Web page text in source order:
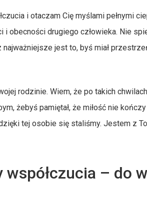
i otaczam Cię myślami pełnymi
i obecności drugiego człowieka. Nie
jest to, byś miał
rodzinie. Wiem, że po takich
żebyś pamiętał, że miłość nie
tej osobie się staliśmy. Jestem z
współczucia – do